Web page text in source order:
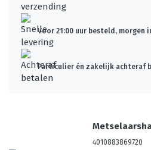
Voor 21:00 uur besteld, morgen
Particulier én zakelijk achteraf
4010883869720